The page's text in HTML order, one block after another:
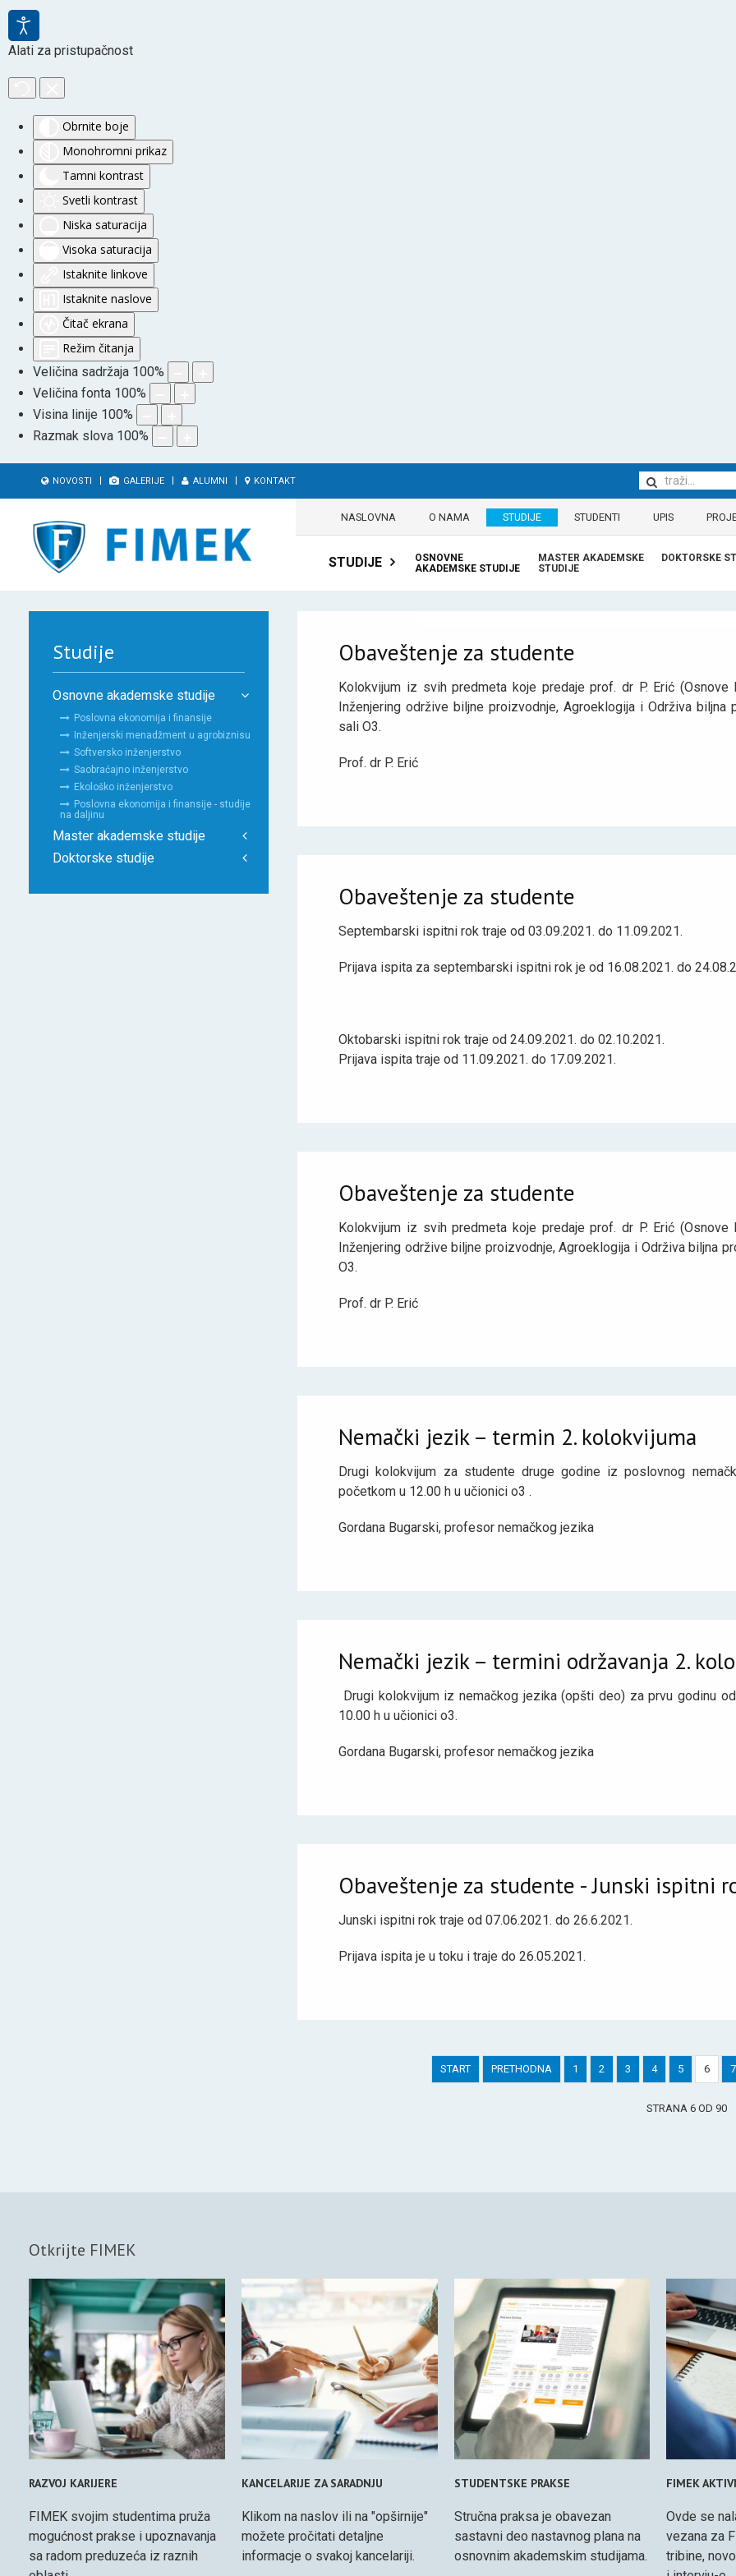
Alati za pristupačnost
Obrnite boje
Monohromni prikaz
Tamni kontrast
Svetli kontrast
Niska saturacija
Visoka saturacija
Istaknite linkove
Istaknite naslove
Čitač ekrana
Režim čitanja
Veličina sadržaja 100%
Veličina fonta 100%
Visina linije 100%
Razmak slova 100%
NOVOSTI GALERIJE ALUMNI KONTAKT
NASLOVNA O NAMA STUDIJE STUDENTI UPIS
STUDIJE
OSNOVNE
AKADEMSKE STUDIJE
MASTER AKADEMSKE
STUDIJE
DOKTORSKE
Obaveštenje za studente
Kolokvijum iz svih predmeta koje predaje prof. dr P. Erić
Inženjering održive biljne proizvodnje, Agroeklogija i Održiva
sali O3.
Prof. dr P. Erić
Obaveštenje za studente
Septembarski ispitni rok traje od 03.09.2021. do 11.09.2021.
Prijava ispita za septembarski ispitni rok je od 16.08.2021. do
Oktobarski ispitni rok traje od 24.09.2021. do 02.10.2021.
Prijava ispita traje od 11.09.2021. do 17.09.2021.
Obaveštenje za studente
Kolokvijum iz svih predmeta koje predaje prof. dr P. Erić
Inženjering održive biljne proizvodnje, Agroeklogija i Održiva biljna
O3.
Prof. dr P. Erić
Nemački jezik – termin 2. kolokvijuma
Drugi kolokvijum za studente druge godine iz poslovnog
početkom u 12.00 h u učionici o3 .
Gordana Bugarski, profesor nemačkog jezika
Nemački jezik – termini održavanja 2.
Drugi kolokvijum iz nemačkog jezika (opšti deo) za prvu godinu
10.00 h u učionici o3.
Gordana Bugarski, profesor nemačkog jezika
Obaveštenje za studente - Junski ispitni
Junski ispitni rok traje od 07.06.2021. do 26.6.2021.
Prijava ispita je u toku i traje do 26.05.2021.
START PRETHODNA 1 2 3 4 5 6 7
STRANA 6 OD 90
Studije
Osnovne akademske studije
Poslovna ekonomija i finansije
Inženjerski menadžment u agrobiznisu
Softversko inženjerstvo
Saobraćajno inženjerstvo
Ekološko inženjerstvo
Poslovna ekonomija i finansije - studije
na daljinu
Master akademske studije
Doktorske studije
Otkrijte FIMEK
RAZVOJ KARIJERE
FIMEK svojim studentima pruža
mogućnost prakse i upoznavanja
sa radom preduzeća iz raznih
KANCELARIJE ZA SARADNJU
Klikom na naslov ili na "opširnije"
možete pročitati detaljne
informacje o svakoj kancelariji.
STUDENTSKE PRAKSE
Stručna praksa je obavezan
sastavni deo nastavnog plana na
osnovnim akademskim studijama.
FIMEK
Ovde se
vezana za
tribine,